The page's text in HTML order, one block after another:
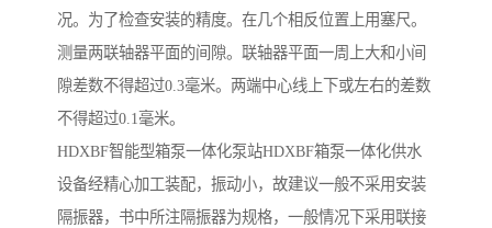
况。为了检查安装的精度。在几个相反位置上用塞尺。
测量两联轴器平面的间隙。联轴器平面一周上大和小间
隙差数不得超过0.3毫米。两端中心线上下或左右的差数
不得超过0.1毫米。
HDXBF智能型箱泵一体化泵站HDXBF箱泵一体化供水
设备经精心加工装配，振动小，故建议一般不采用安装
隔振器，书中所注隔振器为规格，一般情况下采用联接